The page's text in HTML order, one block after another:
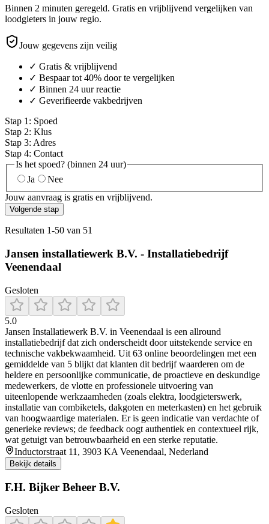
Binnen 2 minuten geregeld. Gratis en vrijblijvend vergelijken van
loodgieters in jouw regio.
Jouw gegevens zijn veilig
✓ Gratis & vrijblijvend
✓ Bespaar tot 40% door te vergelijken
✓ Binnen 24 uur reactie
✓ Geverifieerde vakbedrijven
Stap 1 : Spoed
Stap 2: Klus
Stap 3: Adres
Stap 4: Contact
Is het spoed? (binnen 24 uur)
Ja
Nee
Jouw aanvraag is gratis en vrijblijvend.
Volgende stap
Resultaten 1-50 van 51
Jansen installatiewerk B.V. - Installatiebedrijf
Veenendaal
Gesloten
5.0
Jansen Installatiewerk B.V. in Veenendaal is een allround
installatiebedrijf dat zich onderscheidt door uitstekende service en
technische vakbekwaamheid. Uit 63 online beoordelingen met een
gemiddelde van 5 blijkt dat klanten dit bedrijf waarderen om de
heldere en persoonlijke communicatie, de proactieve en deskundige
medewerkers, de vlotte en professionele uitvoering van
uiteenlopende werkzaamheden (zoals elektra, loodgieterswerk,
installatie van combiketels, dakgoten en meterkasten) en het gebruik
van hoogwaardige materialen. Er is geen indicatie van verdachte of
generieke reviews; de feedback oogt authentiek en contextueel rijk,
wat getuigt van betrouwbaarheid en een sterke reputatie.
Inductorstraat 11, 3903 KA Veenendaal, Nederland
Bekijk details
F.H. Bijker Beheer B.V.
Gesloten